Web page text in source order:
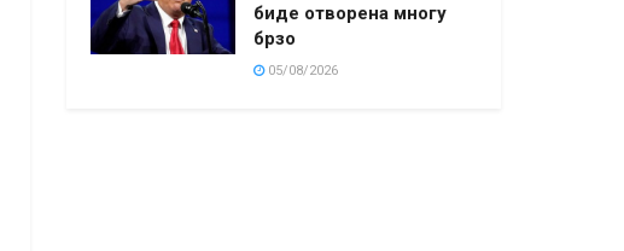
биде отворена многу
брзо
05/08/2026